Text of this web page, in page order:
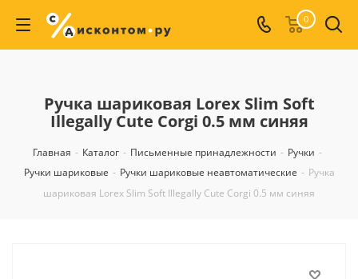
0
Ручка шариковая Lorex Slim Soft
Illegally Cute Corgi 0.5 мм синяя
Главная - Каталог - Письменные принадлежности - Ручки -
Ручки шариковые - Ручки шариковые неавтоматические - Ручка
шариковая Lorex Slim Soft Illegally Cute Corgi 0.5 мм синяя